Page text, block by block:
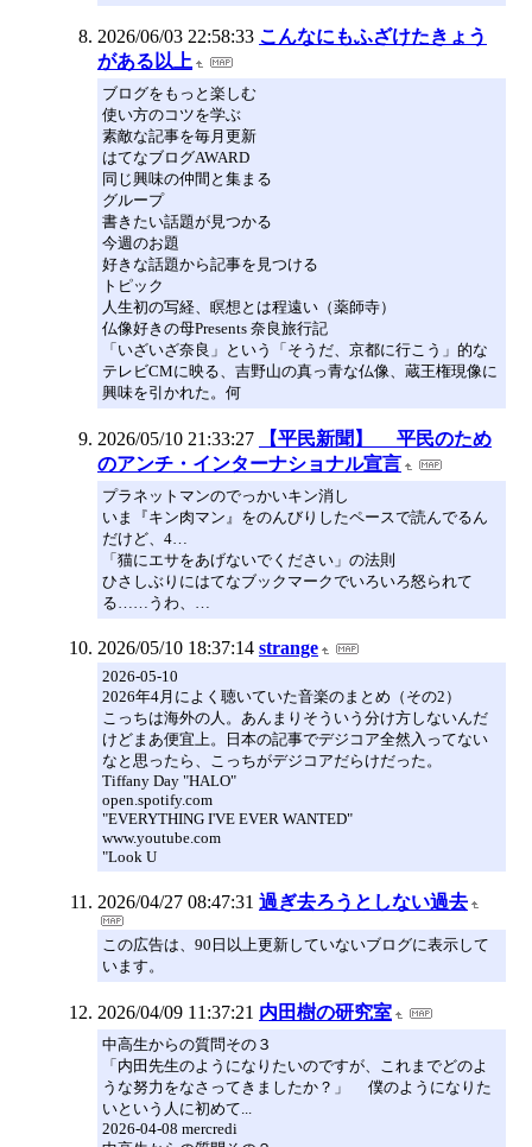
2026/06/03 22:58:33 こんなにもふざけたきょう
がある以上
ブログをもっと楽しむ
使い方のコツを学ぶ
素敵な記事を毎月更新
はてなブログAWARD
同じ興味の仲間と集まる
グループ
書きたい話題が見つかる
今週のお題
好きな話題から記事を見つける
トピック
人生初の写経、瞑想とは程遠い（薬師寺）
仏像好きの母Presents 奈良旅行記
「いざいざ奈良」という「そうだ、京都に行こう」的な
テレビCMに映る、吉野山の真っ青な仏像、蔵王権現像に
興味を引かれた。何
2026/05/10 21:33:27
【平民新聞】 平民のため
のアンチ・インターナショナル宣言
プラネットマンのでっかいキン消し
いま『キン肉マン』をのんびりしたペースで読んでるん
だけど、4…
「猫にエサをあげないでください」の法則
ひさしぶりにはてなブックマークでいろいろ怒られて
る……うわ、…
2026/05/10 18:37:14 strange
2026-05-10
2026年4月によく聴いていた音楽のまとめ（その2）
こっちは海外の人。あんまりそういう分け方しないんだ
けどまあ便宜上。日本の記事でデジコア全然入ってない
なと思ったら、こっちがデジコアだらけだった。
Tiffany Day "HALO"
open.spotify.com
"EVERYTHING I'VE EVER WANTED"
www.youtube.com
"Look U
2026/04/27 08:47:31 過ぎ去ろうとしない過去
この広告は、90日以上更新していないブログに表示して
います。
2026/04/09 11:37:21 内田樹の研究室
中高生からの質問その３
「内田先生のようになりたいのですが、これまでどのよ
うな努力をなさってきましたか？」 僕のようになりた
いという人に初めて...
2026-04-08 mercredi